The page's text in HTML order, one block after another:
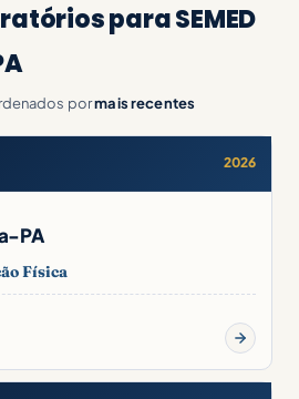
para SEMED
pormais recentes
2026
PA
Física